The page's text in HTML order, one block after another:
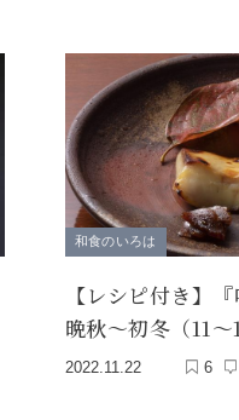
和食のいろは
【レシピ付き】
晩秋～初冬（11
2022.11.22 6